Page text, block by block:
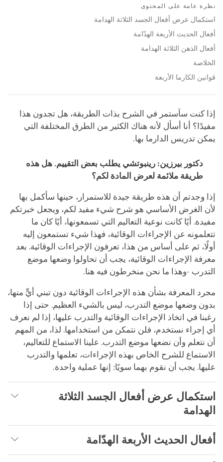
facebook
نظرة عامة على المحتوى
استكمال عرض أفعال الجسد الثلاثة الهدامة
أفعال الحديث الأربعة الهدّامة
أفعال الذهن الثلاثة الهدامة
الخلاصة
قوانين الكارما الأربعة
إذا كنت ساَستمر في الشرح بذات الطريقة، هل تجدون هذا
مفيدًا؟ أنا أسأل لأنه هناك الكثير من الطرق المختلفة التي
يمكن تدريس الدارما بها.
دكتور بيرزين: رينبوتشي يطلب بعض التقييم. هل هذه
طريقة ملائمة لعرض المادة لكم؟
إذا وجدتم أن هذه طريقة جيدة للاستمرار، حينها سأكمل بها
لأن الغرض الأساسي هو شرح شيء مفيد لكم، ويجعل خبرتكم
مفيدة. أيًا كانت نوعية التعاليم التي تسمعونها، أيًا كان ما
تتعلمونه عن الإجراءات الوقائية، فهذا شيء تستمعون إليه
أولًا، ثم على أساس من هذا، تعرفون الإجراءات الوقائية. بعد
معرفة الإجراءات الوقائية، يجب أن تحاولوا وضعها موضع
التدرب -وهذا ما نحن منخرطون فيه هنا.
مجرد المعرفة بشأن هذه الإجراءات الوقائية دون تبني أيٍّ منها،
بدون وضعها موضع التدرب، ليس بالشيء العظيم. حتى إذا
رغبنا في اتخاذ الإجراءات الوقائية والتدرب عليها، إذا لم نعرف
أي إجراء نستخدم، فلن نتمكن من استخدامها. لذا، من المهم
أن نتعلم وأن نضعها موضع التدرب. علينا الاستماع للتعاليم،
الاستماع للشرح الخاص بهذه الإجراءات، تعلمها والتدرب
عليها. يجب أن نقوم بهما سويًا: إنها عملية واحدة.
استكمال عرض أفعال الجسد الثلاثة
الهدامة
أفعال الحديث الأربعة الهدّامة